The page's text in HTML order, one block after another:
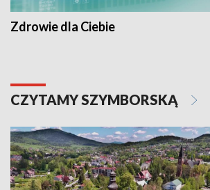
Zdrowie dla Ciebie
CZYTAMY SZYMBORSKĄ